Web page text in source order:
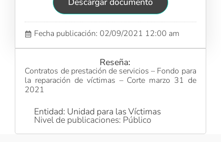
Fecha publicación: 02/09/2021 12:00 am
Reseña:
Contratos de prestación de servicios – Fondo para
la reparación de víctimas – Corte marzo 31 de
2021
Entidad: Unidad para las Víctimas
Nivel de publicaciones: Público